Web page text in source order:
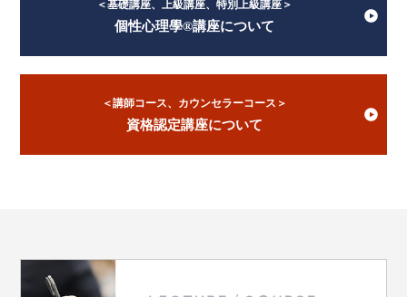
＜基礎講座、上級講座、特別上級講座＞
個性心理學®講座について
＜講師コース、カウンセラーコース＞
資格認定講座について